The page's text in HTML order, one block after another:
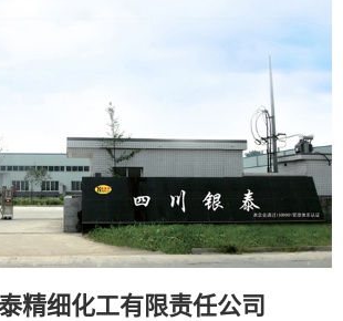
精细化工有限责任公司